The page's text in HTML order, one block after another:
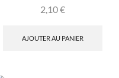
2,10€
AJOUTER AU PANIER